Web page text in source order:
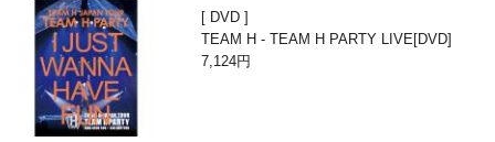
DVD
TEAM H - TEAM H PARTY LIVE[DVD]
7,124円